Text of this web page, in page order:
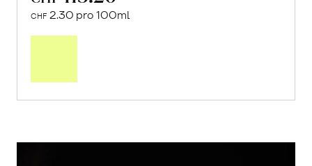
CHF 2.30 pro 100ml